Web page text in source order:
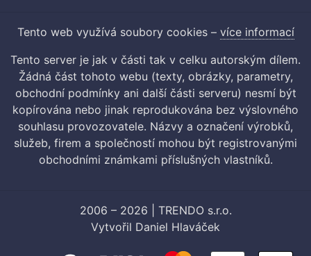
Tento web využívá soubory cookies – více informací
Tento server je jak v části tak v celku autorským dílem.
Žádná část tohoto webu (texty, obrázky, parametry,
obchodní podmínky ani další části serveru) nesmí být
kopírována nebo jinak reprodukována bez výslovného
souhlasu provozovatele. Názvy a označení výrobků,
služeb, firem a společností mohou být registrovanými
obchodními známkami příslušných vlastníků.
2006 – 2026 | TRENDO s.r.o.
Vytvořil Daniel Hlaváček